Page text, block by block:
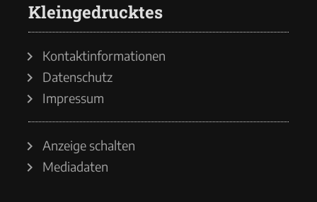
Kleingedrucktes
Kontaktinformationen
Datenschutz
Impressum
Anzeige schalten
Mediadaten